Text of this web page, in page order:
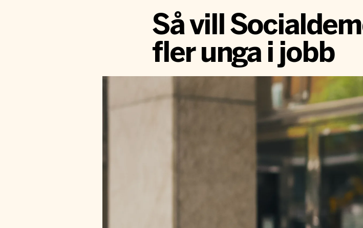
Så vill
fler unga i jobb